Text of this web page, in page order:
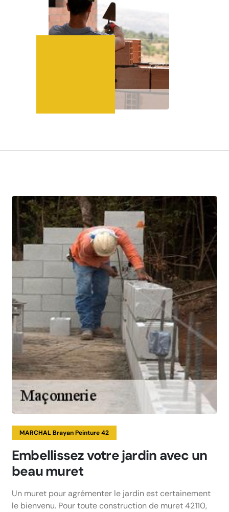
MARCHAL Brayan Peinture 42
Embellissez votre jardin avec un
beau muret
Un muret pour agrémenter le jardin est certainement
le bienvenu. Pour toute construction de muret 42110,